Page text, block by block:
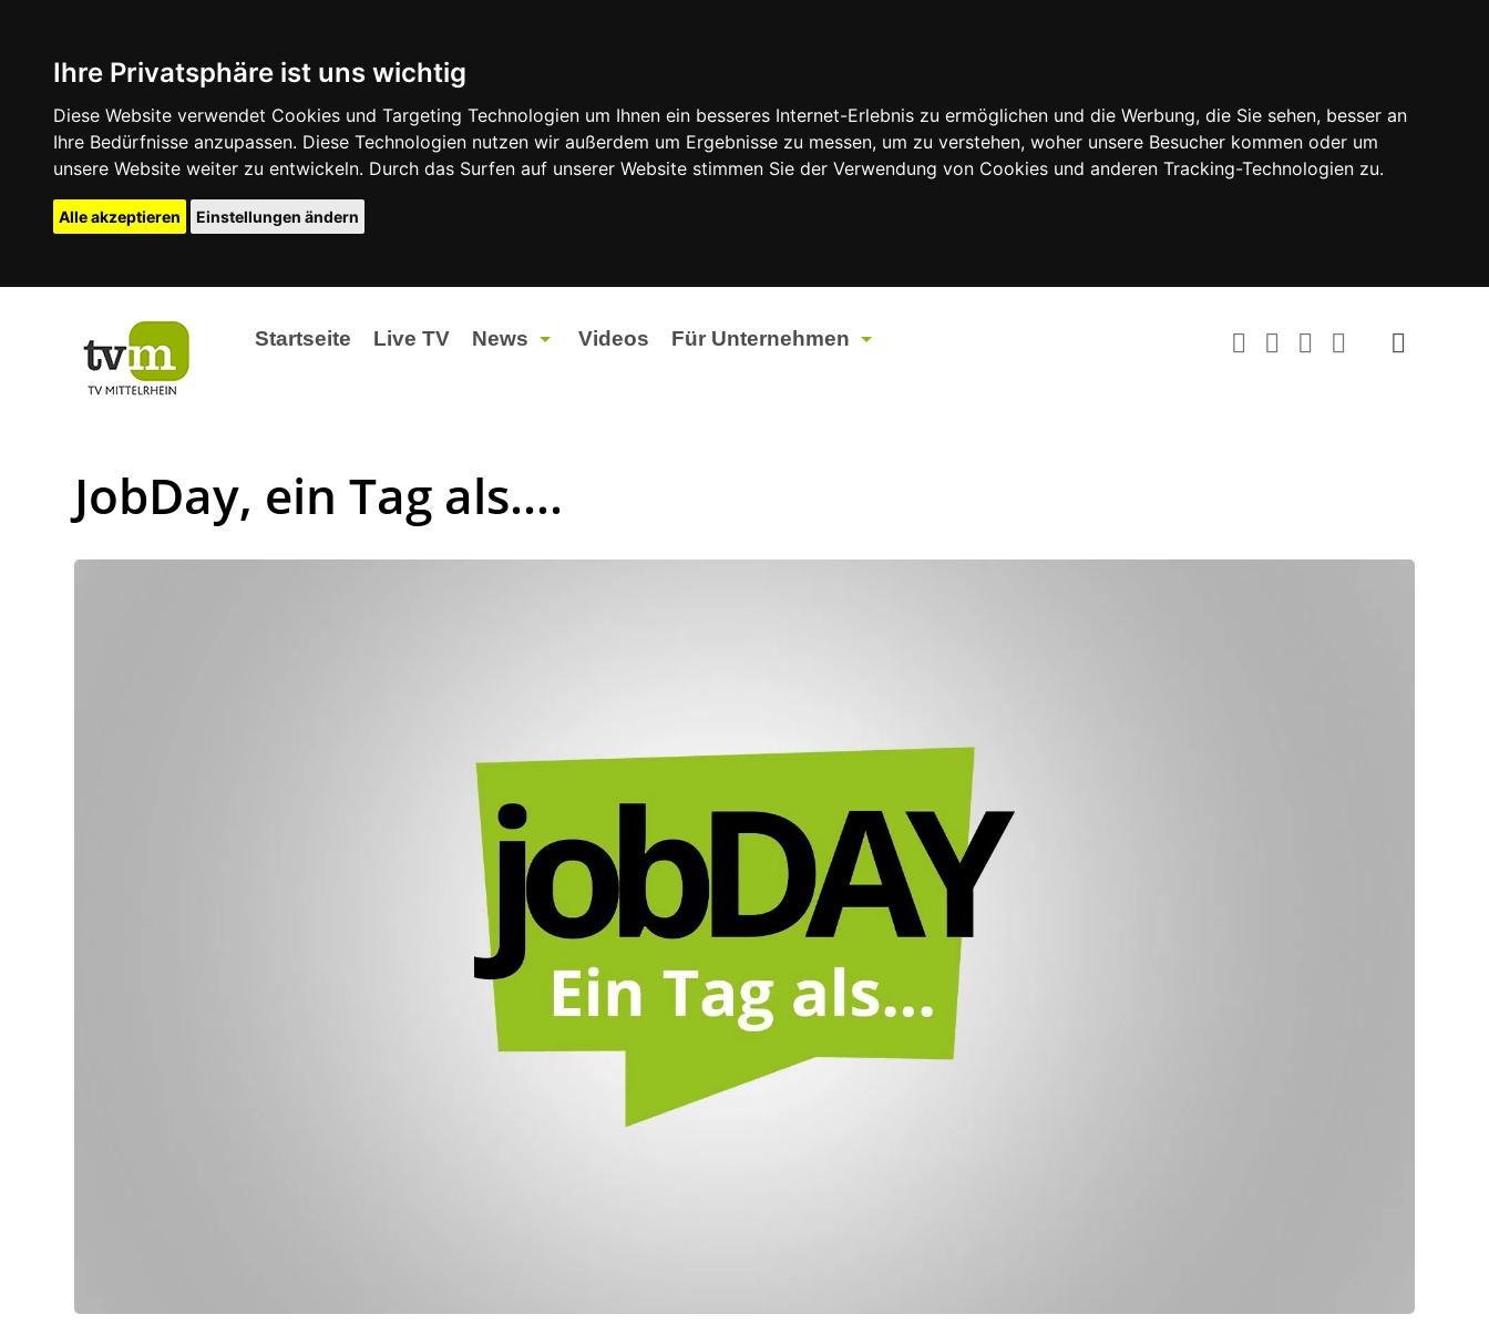
Ihre Privatsphäre ist uns wichtig
Diese Website verwendet Cookies und Targeting Technologien um Ihnen ein besseres Internet-Erlebnis zu ermöglichen und die Werbung, die Sie sehen, besser an
Ihre Bedürfnisse anzupassen. Diese Technologien nutzen wir außerdem um Ergebnisse zu messen, um zu verstehen, woher unsere Besucher kommen oder um
unsere Website weiter zu entwickeln. Durch das Surfen auf unserer Website stimmen Sie der Verwendung von Cookies und anderen Tracking-Technologien zu.
Alle akzeptieren Einstellungen ändern
Startseite Live TV News
Landtagswahlen 2026
Videos Für Unternehmen
JobDay, ein Tag als….